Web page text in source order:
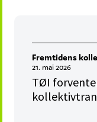
Fremtidens
21. mai 2026
TØI